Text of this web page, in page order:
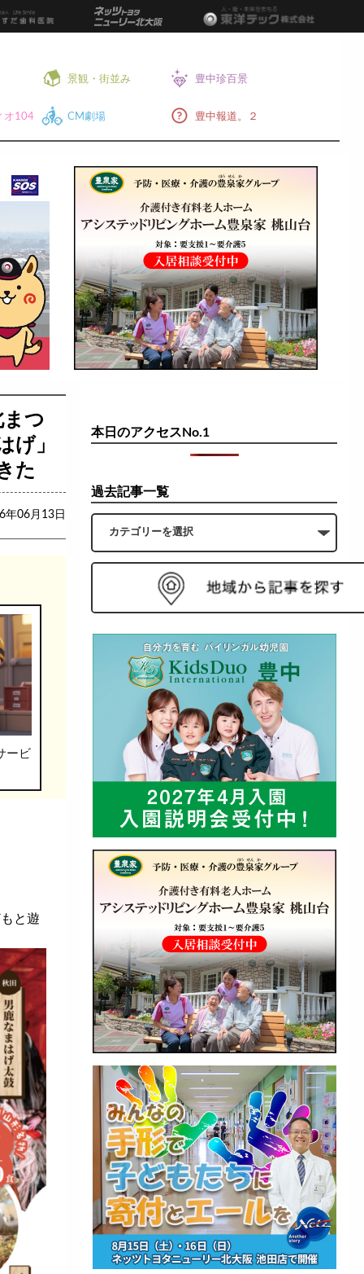
景観・街並み 豊中珍百景
オ104 CM劇場 豊中報道。２
つ
げ」
た
年06月13日
ービ
と遊
本日のアクセスNo.1
過去記事一覧